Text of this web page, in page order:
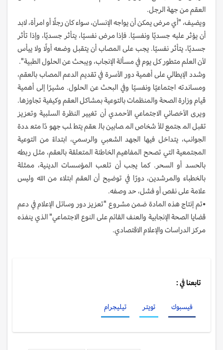
العقم من جهة الرجل.
ويضيف، "أي مرض يمكن أن يواجه الإنسان، سواء كان رجلًا أو امرأة، لابد
أن يؤثر عليه جسديًا ونفسيًا. فإذا مرض نفسيًا، يتأثر جسديًا، وإذا تأثر
جسديًا، يتأثر نفسيًا. يجب على المصاب أن يتقبل وضعه أولًا ولا ييأس
لأن العلم متطور كل يوم في مسألة الإنجاب، ويبحث عن الحلول الطبية".
وشدد الإيطالي على أهمية دور الأسرة في تقديم الدعم المصاب بالعقم،
ومساندته اجتماعيًا ونفسيًا وفي البحث عن الحلول. مشيرًا إلى أهمية
قيام وزارة الصحة والمنظمات بالتوعية بمشاكل العقم وكيفية تجاوزها.
ويرى الأخصائي الاجتماعي الأحمدي أن تغيير النظرة السلبية وتعزيز
تقبل المجتمع للأشخاص المصابين بالعقم يتطلب جهودًا متعددة
الجوانب، يتداخل فيها الجهد الشعبي والرسمي، ابتداءً من التوعية
المجتمعية التي تصحح المفاهيم الخاطئة المتعلقة بالعقم، مثل ربطه
بالحسد أو السحر. كما يجب أن تلعب المؤسسات الدينية، ممثلة
بالخطباء والمرشدين، دورًا في توضيح أن العقم ابتلاء من الله وليس
علامة على نقص أو فشل، حد وصفه.
•تم إنتاج هذه المادة ضمن مشروع "تعزيز دور وسائل الإعلام في دعم
قضايا الصحة الإنجابية والعنف القائم على النوع الاجتماعي" الذي ينفذه
مركز الدراسات والإعلام الاقتصادي.
تابعنا في :
فيسبوك تويتر تيليجرام